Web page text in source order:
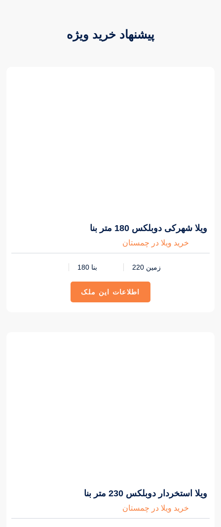
پیشنهاد خرید ویژه
ویلا شهرکی دوبلکس 180 متر بنا
خرید ویلا در چمستان
زمین 220 بنا 180
اطلاعات این ملک
ویلا استخردار دوبلکس 230 متر بنا
خرید ویلا در چمستان